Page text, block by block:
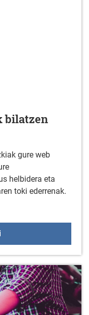
bilatzen
gure web
helbidera eta
toki ederrenak.